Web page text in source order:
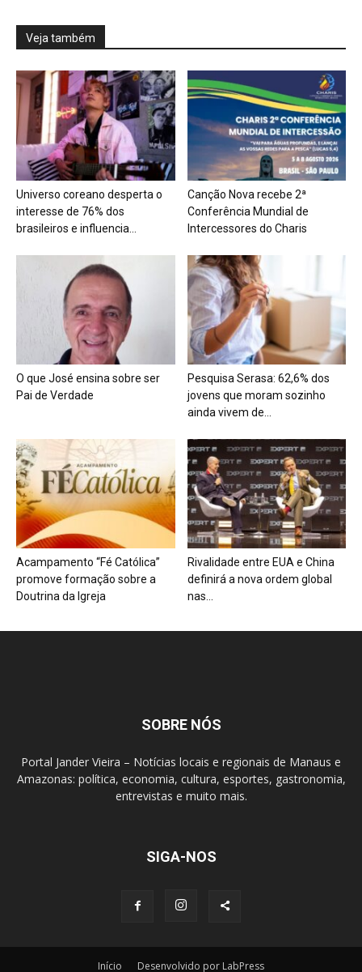
Veja também
Universo coreano desperta o
interesse de 76% dos
brasileiros e influencia...
Canção Nova recebe 2ª
Conferência Mundial de
Intercessores do Charis
O que José ensina sobre ser
Pai de Verdade
Pesquisa Serasa: 62,6% dos
jovens que moram sozinho
ainda vivem de...
Acampamento “Fé Católica”
promove formação sobre a
Doutrina da Igreja
Rivalidade entre EUA e China
definirá a nova ordem global
nas...
SOBRE NÓS
Portal Jander Vieira – Notícias locais e regionais de Manaus e
Amazonas: política, economia, cultura, esportes, gastronomia,
entrevistas e muito mais.
SIGA-NOS
Início Desenvolvido por LabPress